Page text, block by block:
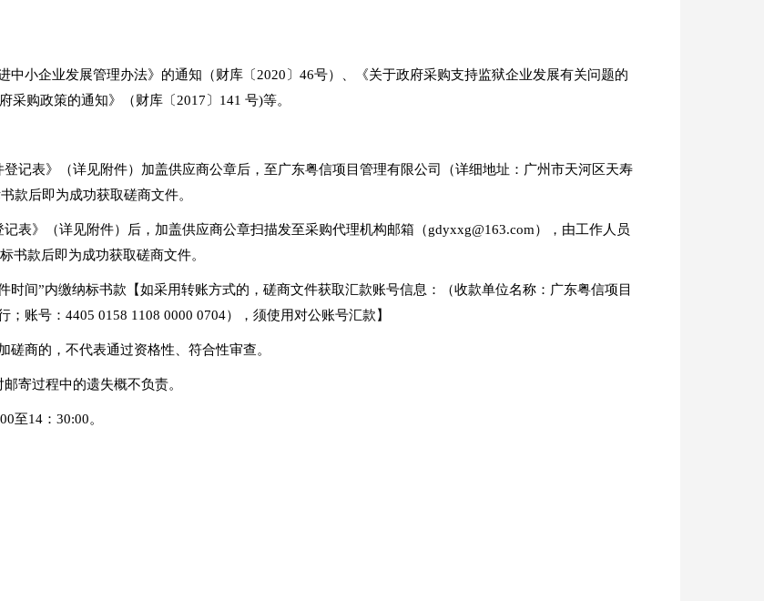
中小企业发展管理办法》的通知（财库〔2020〕46号）、《关于政府采购支持监狱企业发展有关问题的
购政策的通知》（财库〔2017〕141 号)等。
登记表》（详见附件）加盖供应商公章后，至广东粤信项目管理有限公司（详细地址：广州市天河区天寿
款后即为成功获取磋商文件。
表》（详见附件）后，加盖供应商公章扫描发至采购代理机构邮箱（gdyxxg@163.com），由工作人员
书款后即为成功获取磋商文件。
时间”内缴纳标书款【如采用转账方式的，磋商文件获取汇款账号信息：（收款单位名称：广东粤信项目
账号：4405 0158 1108 0000 0704），须使用对公账号汇款】
商的，不代表通过资格性、符合性审查。
寄过程中的遗失概不负责。
至14：30:00。